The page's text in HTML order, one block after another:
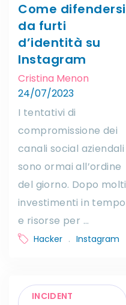
Come difendersi
da furti
d’identità su
Instagram
Cristina Menon
24/07/2023
I tentativi di
compromissione dei
canali social aziendali
sono ormai all’ordine
del giorno. Dopo molti
investimenti in tempo
e risorse per …
Hacker . Instagram
INCIDENT